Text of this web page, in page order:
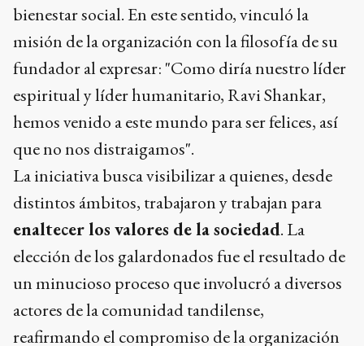
bienestar social. En este sentido, vinculó la
misión de la organización con la filosofía de su
fundador al expresar: "Como diría nuestro líder
espiritual y líder humanitario, Ravi Shankar,
hemos venido a este mundo para ser felices, así
que no nos distraigamos".
La iniciativa busca visibilizar a quienes, desde
distintos ámbitos, trabajaron y trabajan para
enaltecer los valores de la sociedad. La
elección de los galardonados fue el resultado de
un minucioso proceso que involucró a diversos
actores de la comunidad tandilense,
reafirmando el compromiso de la organización